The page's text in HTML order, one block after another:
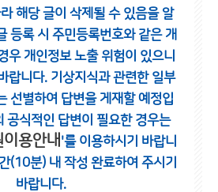
해당 글이 삭제될 수 있음을 알
등록 시 주민등록번호와 같은 개
우 개인정보 노출 위험이 있으니
랍니다. 기상지식과 관련한 일부
선별하여 답변을 게재할 예정입
공식적인 답변이 필요한 경우는
용안내 '를 이용하시기 바랍니
(10분) 내 작성 완료하여 주시기
바랍니다.